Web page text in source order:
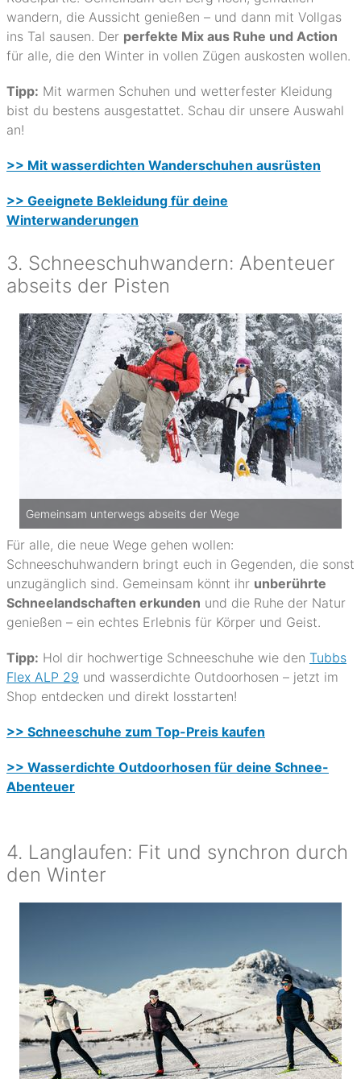
wandern, die Aussicht genießen – und dann mit Vollgas
ins Tal sausen. Der perfekte Mix aus Ruhe und Action
für alle, die den Winter in vollen Zügen auskosten wollen.
Tipp: Mit warmen Schuhen und wetterfester Kleidung
bist du bestens ausgestattet. Schau dir unsere Auswahl
an!
>> Mit wasserdichten Wanderschuhen ausrüsten
>> Geeignete Bekleidung für deine
Winterwanderungen
3. Schneeschuhwandern: Abenteuer
abseits der Pisten
Gemeinsam unterwegs abseits der Wege
Für alle, die neue Wege gehen wollen:
Schneeschuhwandern bringt euch in Gegenden, die sonst
unzugänglich sind. Gemeinsam könnt ihr unberührte
Schneelandschaften erkunden und die Ruhe der Natur
genießen – ein echtes Erlebnis für Körper und Geist.
Tipp: Hol dir hochwertige Schneeschuhe wie den Tubbs
Flex ALP 29 und wasserdichte Outdoorhosen – jetzt im
Shop entdecken und direkt losstarten!
>> Schneeschuhe zum Top-Preis kaufen
>> Wasserdichte Outdoorhosen für deine Schnee-
Abenteuer
4. Langlaufen: Fit und synchron durch
den Winter